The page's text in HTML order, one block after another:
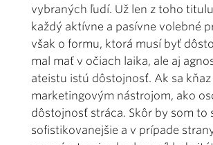
vybraných ľudí. Už len z toho
každý aktívne a pasívne volebné
však o formu, ktorá musí byť
mal mať v očiach laika, ale aj
ateistu istú dôstojnosť. Ak sa kňaz
marketingovým nástrojom, ako
dôstojnosť stráca. Skôr by som to
sofistikovanejšie a v prípade